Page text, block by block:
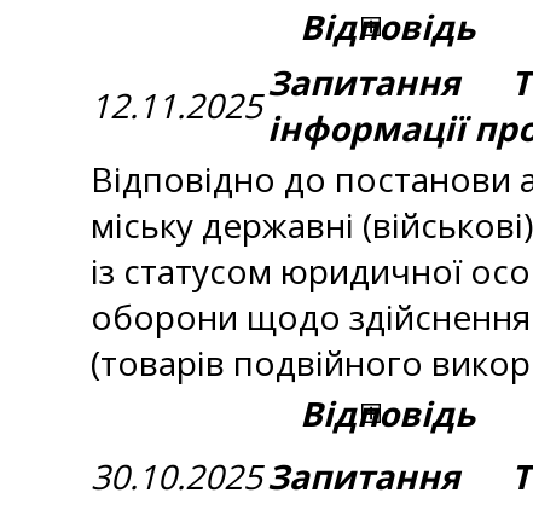
Відповідь
12.11.2025Запитання
інформації
Відповідно до постанови
міську державні
із статусом юридичної
оборони щодо здійснення
(товарів подвійного
Відповідь
30.10.2025Запитання